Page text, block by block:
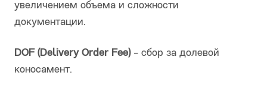
увеличением объема и сложности
документации.
DOF (Delivery Order Fee)- сбор за долевой
коносамент.